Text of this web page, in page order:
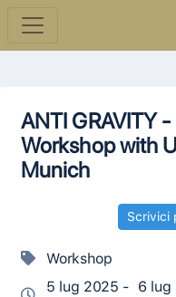
ANTI GRAVITY
Workshop with
Munich
Scrivici
Workshop
5 lug 2025 - 6 lug